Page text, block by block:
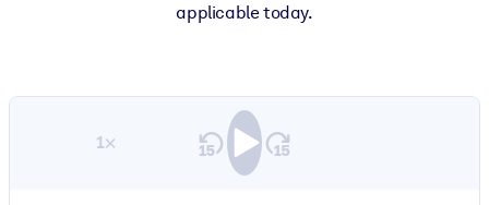
applicable today.
1×